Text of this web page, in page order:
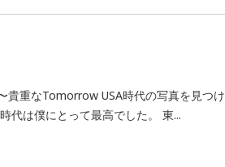
貴重なTomorrow USA時代の写真を見つけ
代は僕にとって最高でした。 東...